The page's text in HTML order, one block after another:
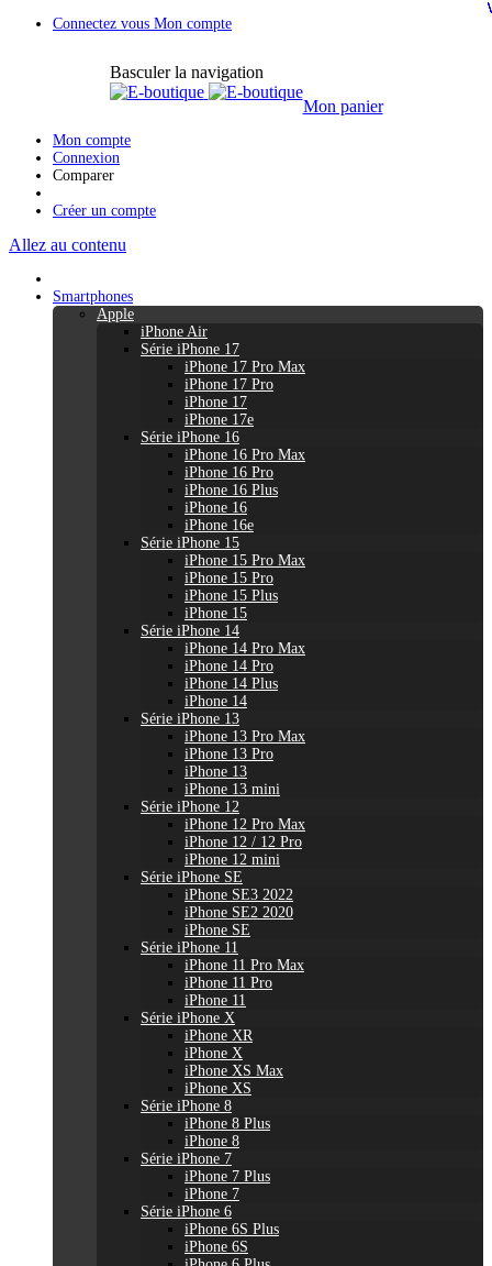
Connectez vous Mon compte
Basculer la navigation
Mon panier
Mon compte
Connexion
Comparer
Créer un compte
Allez au contenu
Smartphones
Apple
iPhone Air
Série iPhone 17
iPhone 17 Pro Max
iPhone 17 Pro
iPhone 17
iPhone 17e
Série iPhone 16
iPhone 16 Pro Max
iPhone 16 Pro
iPhone 16 Plus
iPhone 16
iPhone 16e
Série iPhone 15
iPhone 15 Pro Max
iPhone 15 Pro
iPhone 15 Plus
iPhone 15
Série iPhone 14
iPhone 14 Pro Max
iPhone 14 Pro
iPhone 14 Plus
iPhone 14
Série iPhone 13
iPhone 13 Pro Max
iPhone 13 Pro
iPhone 13
iPhone 13 mini
Série iPhone 12
iPhone 12 Pro Max
iPhone 12 / 12 Pro
iPhone 12 mini
Série iPhone SE
iPhone SE3 2022
iPhone SE2 2020
iPhone SE
Série iPhone 11
iPhone 11 Pro Max
iPhone 11 Pro
iPhone 11
Série iPhone X
iPhone XR
iPhone X
iPhone XS Max
iPhone XS
Série iPhone 8
iPhone 8 Plus
iPhone 8
Série iPhone 7
iPhone 7 Plus
iPhone 7
Série iPhone 6
iPhone 6S Plus
iPhone 6S